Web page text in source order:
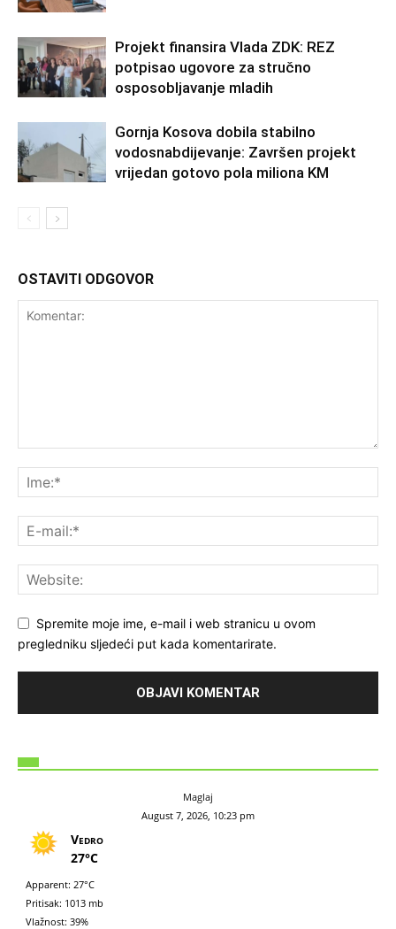
Projekt finansira Vlada ZDK: REZ
potpisao ugovore za stručno
osposobljavanje mladih
Gornja Kosova dobila stabilno
vodosnabdijevanje: Završen projekt
vrijedan gotovo pola miliona KM
OSTAVITI ODGOVOR
Spremite moje ime, e-mail i web stranicu u ovom
pregledniku sljedeći put kada komentarirate.
Maglaj
August 7, 2026, 10:23 pm
Vedro
27°C
Apparent: 27°C
Pritisak: 1013 mb
Vlažnost: 39%